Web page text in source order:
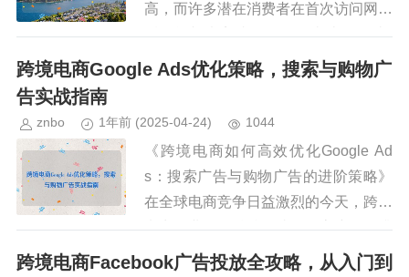
高，而许多潜在消费者在首次访问网站
后可能并未完成购买，据统计，超过9
7%的访客会在首次访问时离开，而其
跨境电商Google Ads优化策略，搜索与购物广
告实战指南
znbo 1年前 (2025-04-24) 1044
《跨境电商如何高效优化Google Ad
s：搜索广告与购物广告的进阶策略》
在全球电商竞争日益激烈的今天，跨境
电商企业如何精准触达目标客户、提升
转化率并降低广告成本？Google Ads
跨境电商Facebook广告投放全攻略，从入门到